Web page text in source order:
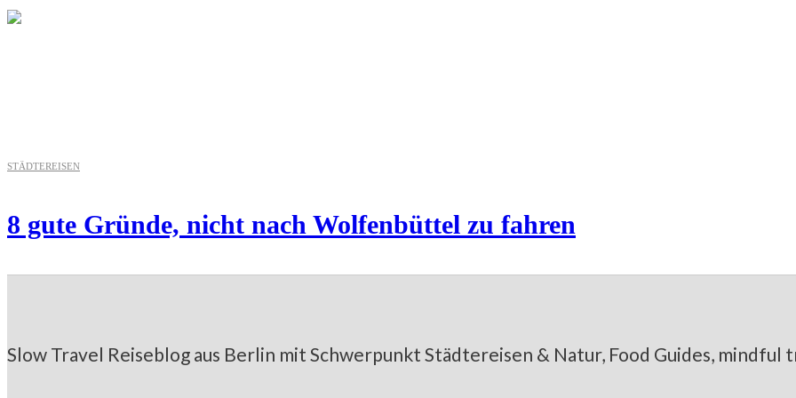
STÄDTEREISEN
8 gute Gründe, nicht nach Wolfenbüttel zu fahren
Slow Travel Reiseblog aus Berlin mit Schwerpunkt Städtereisen & Natur, Food Guides, mindful